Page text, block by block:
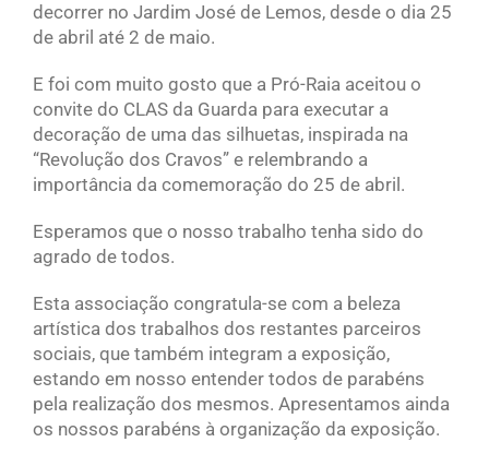
decorrer no Jardim José de Lemos, desde o dia 25
de abril até 2 de maio.
E foi com muito gosto que a Pró-Raia aceitou o
convite do CLAS da Guarda para executar a
decoração de uma das silhuetas, inspirada na
“Revolução dos Cravos” e relembrando a
importância da comemoração do 25 de abril.
Esperamos que o nosso trabalho tenha sido do
agrado de todos.
Esta associação congratula-se com a beleza
artística dos trabalhos dos restantes parceiros
sociais, que também integram a exposição,
estando em nosso entender todos de parabéns
pela realização dos mesmos. Apresentamos ainda
os nossos parabéns à organização da exposição.